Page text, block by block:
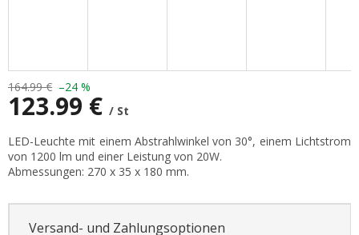
164.99 € –24 %
123.99 € / St
Verkaufspreis:
LED-Leuchte mit einem Abstrahlwinkel von 30°, einem Lichtstrom
von 1200 lm und einer Leistung von 20W.
Abmessungen: 270 x 35 x 180 mm.
Versand- und Zahlungsoptionen